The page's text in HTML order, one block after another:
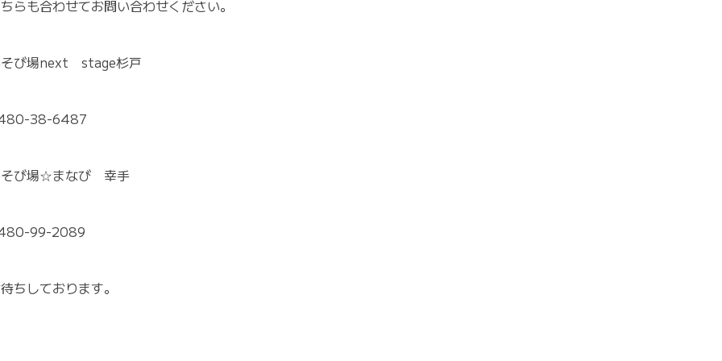
らも合わせてお問い合わせください。
び場next stage杉戸
38-6487
び場☆まなび 幸手
99-2089
ちしております。